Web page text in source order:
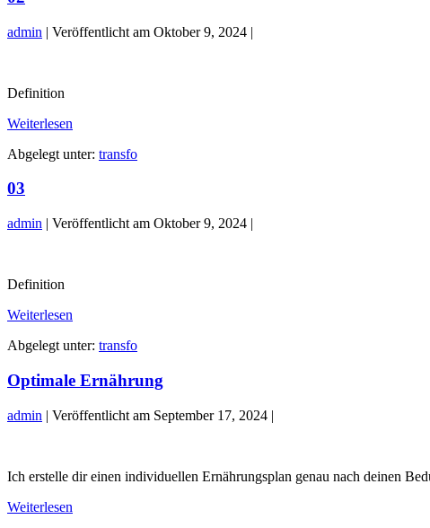
admin | Veröffentlicht am Oktober 9, 2024 |
Definition
Weiterlesen
Abgelegt unter: transfo
03
admin | Veröffentlicht am Oktober 9, 2024 |
Definition
Weiterlesen
Abgelegt unter: transfo
Optimale Ernährung
admin | Veröffentlicht am September 17, 2024 |
Ich erstelle dir einen individuellen Ernährungsplan genau nach deinen
Weiterlesen